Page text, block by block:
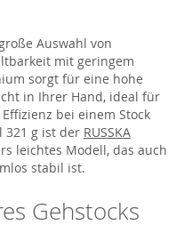
Auswahl von
mit geringem
sorgt für eine hohe
in Ihrer Hand, ideal für
bei einem Stock
321 g ist der RUSSKA
leichtes Modell, das auch
stabil ist.
Gehstocks